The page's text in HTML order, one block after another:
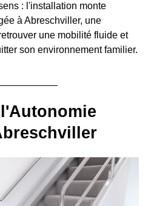
: l'installation monte
à Abreschviller, une
une mobilité fluide et
son environnement familier.